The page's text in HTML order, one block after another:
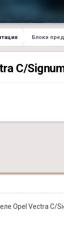
Блоки
C/
Opel Vectra C/